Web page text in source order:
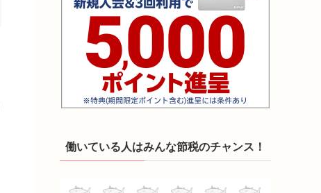
働いている人はみんな節税のチャンス！